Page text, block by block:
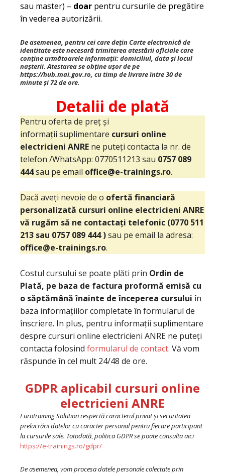
sau master) – doar pentru cursurile de pregătire
în vederea autorizării.
De asemenea, pentru cei care deținCarteelectronică de
identitateeste necesară trimiterea atestării oficiale care
conține următoarele informații: domiciliul, data și locul
nașterii. Atestarea se obține ușor de pe
https://hub.mai.gov.ro, cu timp de livrare între 30 de
minute și 72 de ore.
Detalii de plată
Pentru oferta de preț și
informații suplimentare cursuri online
electricieni ANRE ne puteți contacta la nr. de
telefon /WhatsApp: 0770511213 sau 0757 089
444sau pe email office@e-trainings.ro.
Dacă aveți nevoie de o ofertă financiară
personalizată cursuri online electricieni ANRE
vă rugăm să ne contactați telefonic (0770 511
213 sau 0757 089 444)sau pe email la adresa:
office@e-trainings.ro.
Costul cursului se poate plăti prin Ordin de
Plată, pe baza de factura proformă emisă cu
o săptămână înainte de începerea cursului în
baza informațiilor completate în formularul de
înscriere. In plus, pentru informații suplimentare
despre cursuri online electricieni ANRE ne puteți
contacta folosind formularul de contact. Vă vom
răspunde în cel mult 24/48 de ore.
GDPR aplicabil cursuri online
electricieni ANRE
Eurotraining Solution respectă caracterul privat şi securitatea
prelucrării datelor cu caracter personal pentru fiecare participant
la cursurile sale. Totodată,politica GDPR se poate consulta aici
https://e-trainings.ro/gdpr/
De asemenea, vom procesa datele personale colectate prin